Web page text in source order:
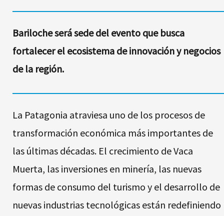
Bariloche será sede del evento que busca
fortalecer el ecosistema de innovación y negocios
de la región.
La Patagonia atraviesa uno de los procesos de
transformación económica más importantes de
las últimas décadas. El crecimiento de Vaca
Muerta, las inversiones en minería, las nuevas
formas de consumo del turismo y el desarrollo de
nuevas industrias tecnológicas están redefiniendo